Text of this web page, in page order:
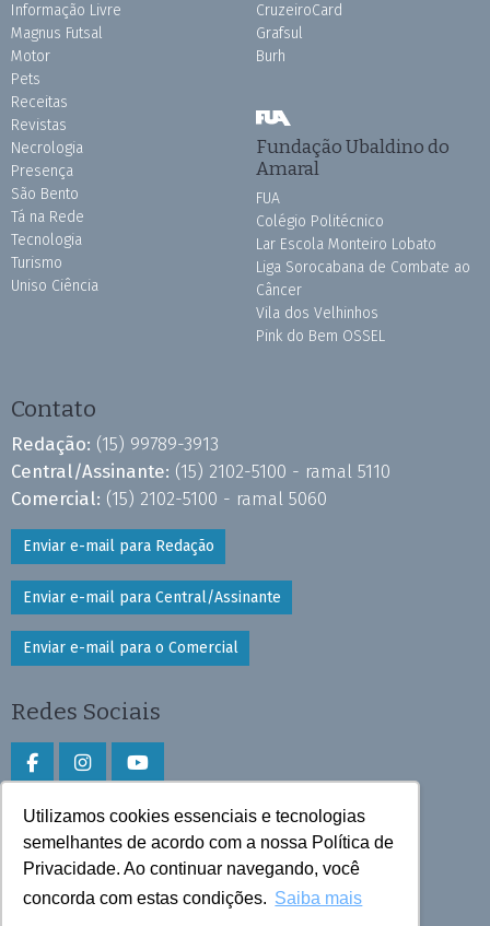
Utilizamos cookies essenciais e tecnologias
semelhantes de acordo com a nossa Política de
Privacidade. Ao continuar navegando, você
concorda com estas condições. Saiba mais
Informação Livre
Magnus Futsal
Motor
Pets
Receitas
Revistas
Necrologia
Presença
São Bento
Tá na Rede
Tecnologia
Turismo
Uniso Ciência
CruzeiroCard
Grafsul
Burh
Fundação Ubaldino do
Amaral
FUA
Colégio Politécnico
Lar Escola Monteiro Lobato
Liga Sorocabana de Combate ao
Câncer
Vila dos Velhinhos
Pink do Bem OSSEL
Contato
Redação: (15) 99789-3913
Central/Assinante: (15) 2102-5100 - ramal 5110
Comercial: (15) 2102-5100 - ramal 5060
Enviar e-mail para Redação
Enviar e-mail para Central/Assinante
Enviar e-mail para o Comercial
Redes Sociais
Faça download do aplicativo
Play Store e App Store